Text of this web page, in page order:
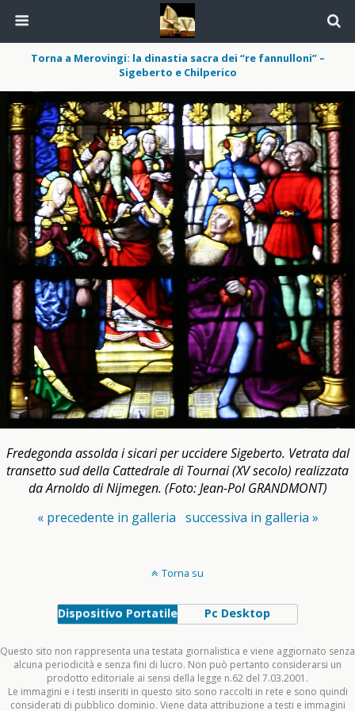
Torna a Merovingi: la dinastia sacra dei “re fannulloni” –
Sigeberto e Chilperico
Fredegonda assolda i sicari per uccidere Sigeberto. Vetrata dal
transetto sud della Cattedrale di Tournai (XV secolo) realizzata
da Arnoldo di Nijmegen. (Foto: Jean-Pol GRANDMONT)
« precedente in galleria successiva in galleria »
Torna su
Dispositivo Portatile Pc Desktop
Questo sito non rappresenta una testata giornalistica e viene aggiornato senza
alcuna periodicità e senza fini di lucro. Non può pertanto considerarsi un
prodotto editoriale ai sensi della legge n.62 del 7.03.2001.
Le immagini e i testi inseriti in questo sito sono raccolti in rete e sono quindi
considerati di pubblico dominio. Viene data attribuzione a testi e immagini